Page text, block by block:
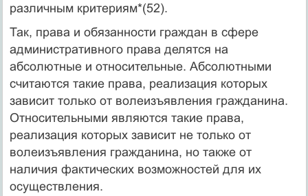
различным критериям*(52).
Так, права и обязанности граждан в сфере
административного права делятся на
абсолютные и относительные. Абсолютными
считаются такие права, реализация которых
зависит только от волеизъявления гражданина.
Относительными являются такие права,
реализация которых зависит не только от
волеизъявления гражданина, но также от
наличия фактических возможностей для их
осуществления.